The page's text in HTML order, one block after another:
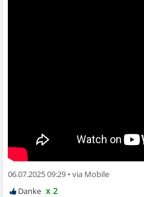
06.07.2025 09:29 •
x 2